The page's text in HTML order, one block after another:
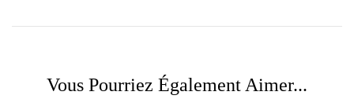
Vous Pourriez Également Aimer...